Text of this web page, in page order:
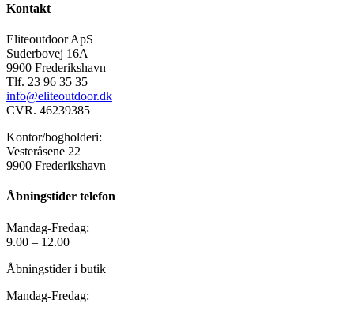
Kontakt
Eliteoutdoor ApS
Suderbovej 16A
9900 Frederikshavn
Tlf. 23 96 35 35
info@eliteoutdoor.dk
CVR. 46239385
Kontor/bogholderi:
Vesteråsene 22
9900 Frederikshavn
Åbningstider telefon
Mandag-Fredag:
9.00 – 12.00
Åbningstider i butik
Mandag-Fredag: